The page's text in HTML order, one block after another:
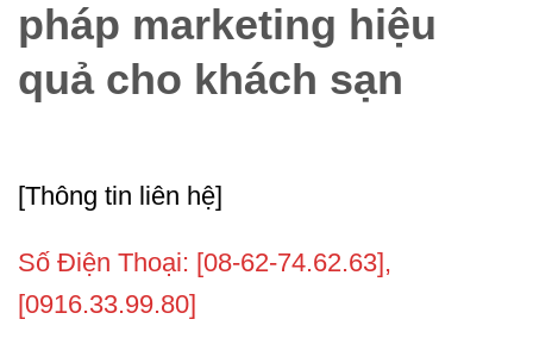
pháp marketing hiệu
quả cho khách sạn
[Thông tin liên hệ]
Số Điện Thoại: [08-62-74.62.63],
[0916.33.99.80]